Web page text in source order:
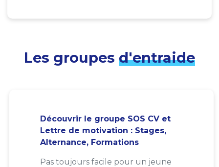
Les groupes d'entraide
Découvrir le groupe SOS CV et
Lettre de motivation : Stages,
Alternance, Formations
Pas toujours facile pour un jeune